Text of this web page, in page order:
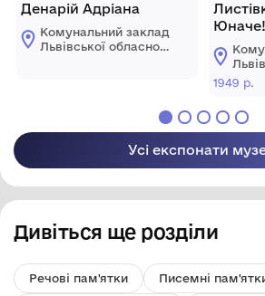
Денарій Адріана
Комунальний заклад
Львівської обласної
1949 р.
ради
1949 р.
Усі експонати
Дивіться ще розділи
Речові пам'ятки Писемні